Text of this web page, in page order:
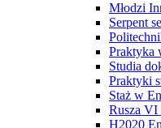
Młodzi
Serpent
Praktyka
Studia
Praktyki
Staż w
Rusza VI
H2020